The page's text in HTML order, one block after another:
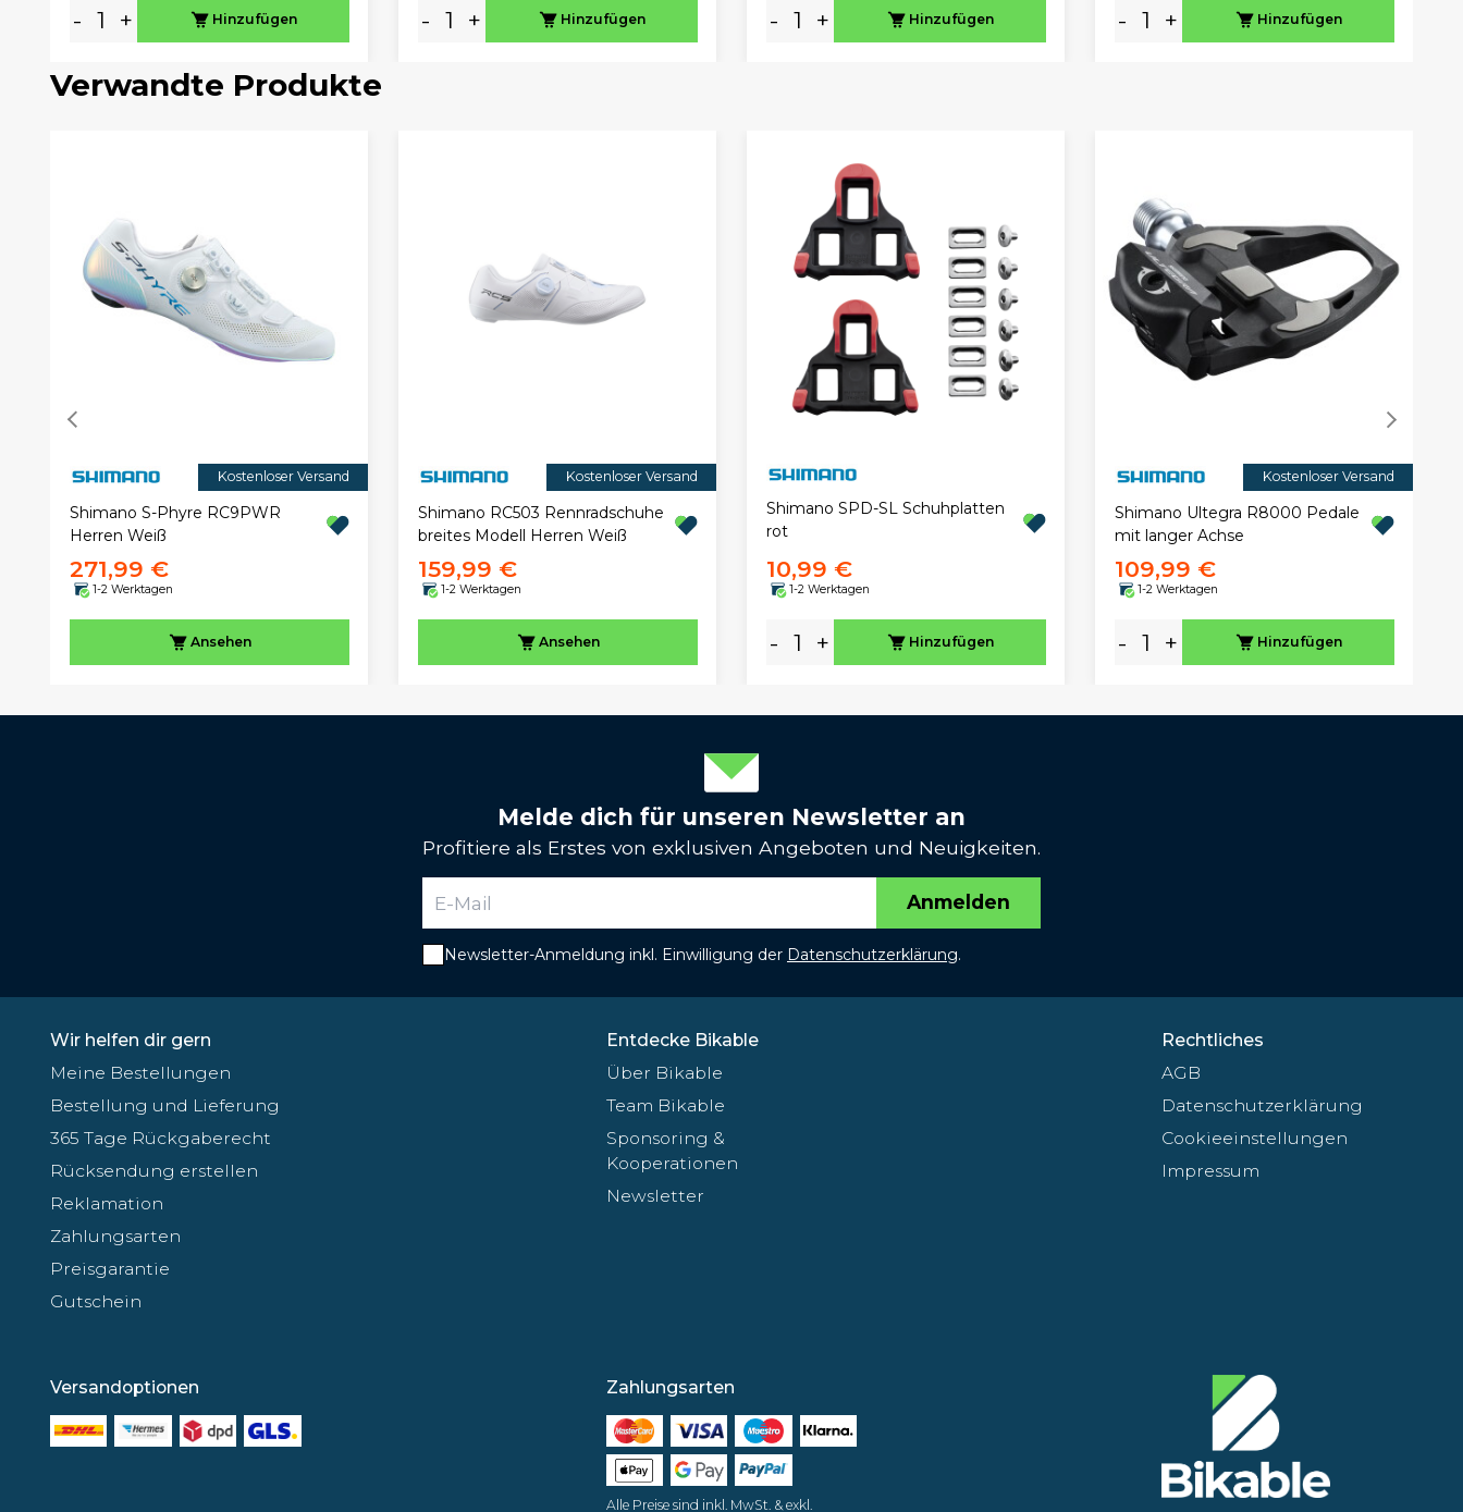
- + Hinzufügen - + Hinzufügen - + Hinzufügen - + Hinzufügen
Verwandte Produkte
Kostenloser Versand
Shimano S-Phyre RC9PWR
Herren Weiß
271,99 €
1-2 Werktagen
Ansehen
Kostenloser Versand
Shimano RC503 Rennradschuhe
breites Modell Herren Weiß
159,99 €
1-2 Werktagen
Ansehen
Shimano SPD-SL Schuhplatten
rot
10,99 €
1-2 Werktagen
- + Hinzufügen
Kostenloser Versand
Shimano Ultegra R8000 Pedale
mit langer Achse
109,99 €
1-2 Werktagen
- + Hinzufügen
Melde dich für unseren Newsletter an
Profitiere als Erstes von exklusiven Angeboten und Neuigkeiten.
Anmelden
Newsletter-Anmeldung inkl. Einwilligung der Datenschutzerklärung.
Wir helfen dir gern
Meine Bestellungen
Bestellung und Lieferung
365 Tage Rückgaberecht
Rücksendung erstellen
Reklamation
Zahlungsarten
Preisgarantie
Gutschein
Entdecke Bikable
Über Bikable
Team Bikable
Sponsoring &
Kooperationen
Newsletter
Rechtliches
AGB
Datenschutzerklärung
Cookieeinstellungen
Impressum
Versandoptionen Zahlungsarten
Alle Preise sind inkl. MwSt. & exkl.